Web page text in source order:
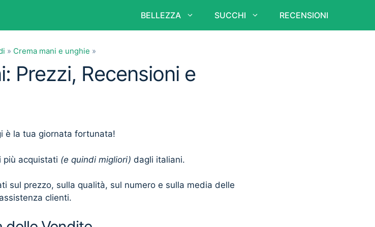
BELLEZZA SUCCHI RECENSIONI
» Crema mani e unghie »
Prezzi, Recensioni e
è la tua giornata fortunata!
più acquistati (e quindi migliori) dagli italiani.
sul prezzo, sulla qualità, sul numero e sulla media delle
clienti.